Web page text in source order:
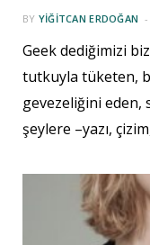
BY YIĞITCAN ERDOĞAN
Geek dediğimizi
tutkuyla tüketen,
gevezeliğini
şeylere –yazı,